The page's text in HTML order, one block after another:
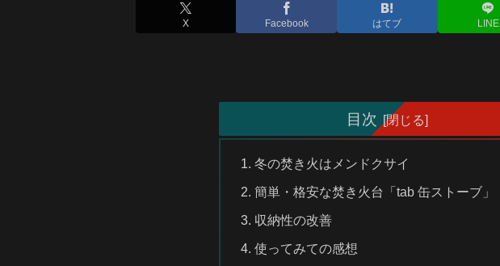
X Facebook はてブ LINE
目次
冬の焚き火はメンドクサイ
簡単・格安な焚き火台「tab 缶ストーブ」
収納性の改善
使ってみての感想